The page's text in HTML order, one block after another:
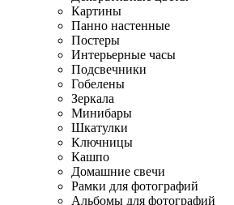
Картины
Панно настенные
Постеры
Интерьерные часы
Подсвечники
Гобелены
Зеркала
Минибары
Шкатулки
Ключницы
Кашпо
Домашние свечи
Рамки для фотографий
Альбомы для фотографий